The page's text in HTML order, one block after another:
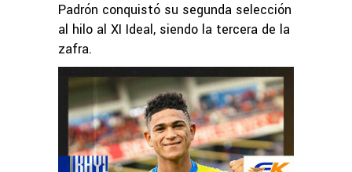
Padrón conquistó su segunda selección
al hilo al XI Ideal, siendo la tercera de la
zafra.